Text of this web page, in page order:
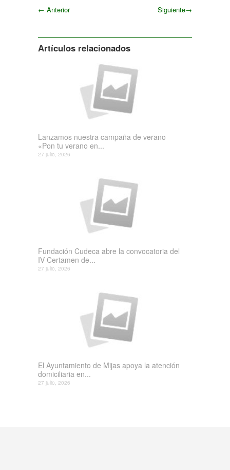
← Anterior Siguiente→
Artículos relacionados
Lanzamos nuestra campaña de verano
«Pon tu verano en...
27 julio, 2026
Fundación Cudeca abre la convocatoria del
IV Certamen de...
27 julio, 2026
El Ayuntamiento de Mijas apoya la atención
domiciliaria en...
27 julio, 2026